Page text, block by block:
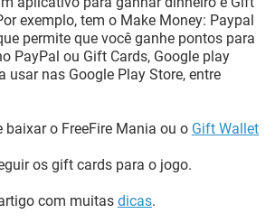
exemplo, tem o Make Money: Paypal
permite que você ganhe pontos para
PayPal ou Gift Cards, Google play
usar nas Google Play Store, entre
baixar o FreeFire Mania ou o Gift Wallet
os gift cards para o jogo.
com muitas dicas.